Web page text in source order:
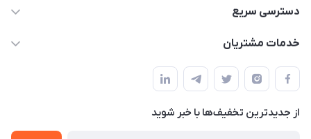
04432336021
دسترسی سریع
حساب کاربری
لیست محصولات
درباره ما
خدمات مشتریان
قوانین و مقررات
حریم خصوصی
راهنما
از جدید‌ترین تخفیف‌ها با‌ خبر شوید